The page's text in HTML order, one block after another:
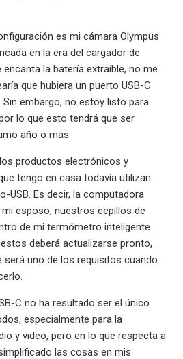
es mi cámara Olympus
en la era del cargador de
encanta la batería extraíble, no me
que hubiera un puerto USB-C
embargo, no estoy listo para
lo que esto tendrá que ser
año o más.
productos electrónicos y
tengo en casa todavía utilizan
USB. Es decir, la computadora
esposo, nuestros cepillos de
de mi termómetro inteligente.
deberá actualizarse pronto,
será uno de los requisitos cuando
C no ha resultado ser el único
especialmente para la
y video, pero en lo que respecta a
las cosas en mis